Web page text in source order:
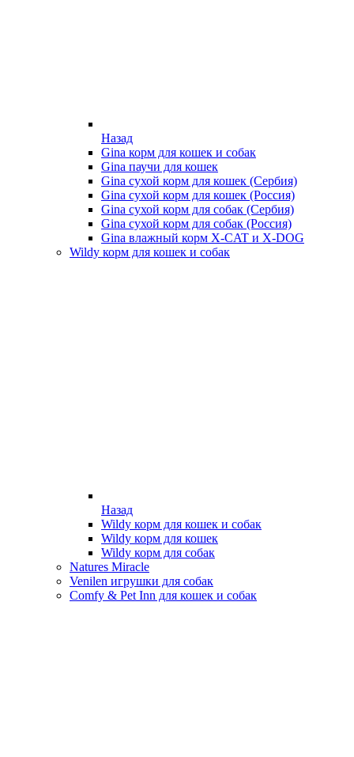
Назад
Gina корм для кошек и собак
Gina паучи для кошек
Gina сухой корм для кошек (Сербия)
Gina сухой корм для кошек (Россия)
Gina сухой корм для собак (Сербия)
Gina сухой корм для собак (Россия)
Gina влажный корм X-CAT и X-DOG
Wildy корм для кошек и собак
Назад
Wildy корм для кошек и собак
Wildy корм для кошек
Wildy корм для собак
Natures Miracle
Venilen игрушки для собак
Comfy & Pet Inn для кошек и собак